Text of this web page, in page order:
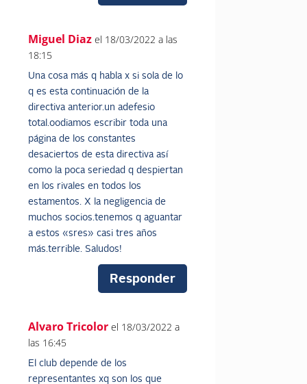
Miguel Diaz el 18/03/2022 a las
18:15
Una cosa más q habla x si sola de lo
q es esta continuación de la
directiva anterior.un adefesio
total.oodiamos escribir toda una
página de los constantes
desaciertos de esta directiva así
como la poca seriedad q despiertan
en los rivales en todos los
estamentos. X la negligencia de
muchos socios.tenemos q aguantar
a estos «sres» casi tres años
más.terrible. Saludos!
Responder
Alvaro Tricolor el 18/03/2022 a
las 16:45
El club depende de los
representantes xq son los que